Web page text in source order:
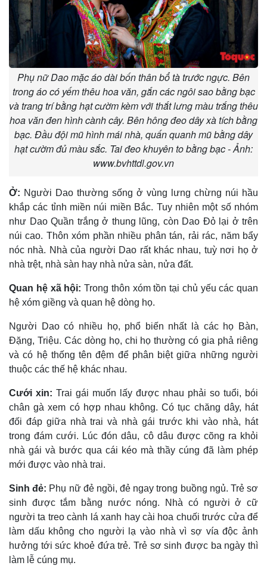
Phụ nữ Dao mặc áo dài bốn thân bổ tà trước ngực. Bên
trong áo có yếm thêu hoa văn, gắn các ngôi sao bằng bạc
và trang trí bằng hạt cườm kèm với thắt lưng màu trắng thêu
hoa văn đen hình cành cây. Bên hông đeo dây xà tích bằng
bạc. Đầu đội mũ hình mái nhà, quấn quanh mũ bằng dây
hạt cườm đủ màu sắc. Tai đeo khuyên to bằng bạc - Ảnh:
www.bvhttdl.gov.vn
Ở: Người Dao thường sống ở vùng lưng chừng núi hầu
khắp các tỉnh miền núi miền Bắc. Tuy nhiên một số nhóm
như Dao Quần trắng ở thung lũng, còn Dao Ðỏ lại ở trên
núi cao. Thôn xóm phần nhiều phân tán, rải rác, năm bẩy
nóc nhà. Nhà của người Dao rất khác nhau, tuỳ nơi họ ở
nhà trệt, nhà sàn hay nhà nửa sàn, nửa đất.
Quan hệ xã hội: Trong thôn xóm tồn tại chủ yếu các quan
hệ xóm giềng và quan hệ dòng họ.
Người Dao có nhiều họ, phổ biến nhất là các họ Bàn,
Ðặng, Triệu. Các dòng họ, chi họ thường có gia phả riêng
và có hệ thống tên đệm để phân biệt giữa những người
thuộc các thế hệ khác nhau.
Cưới xin: Trai gái muốn lấy được nhau phải so tuổi, bói
chân gà xem có hợp nhau không. Có tục chăng dây, hát
đối đáp giữa nhà trai và nhà gái trước khi vào nhà, hát
trong đám cưới. Lúc đón dâu, cô dâu được cõng ra khỏi
nhà gái và bước qua cái kéo mà thầy cúng đã làm phép
mới được vào nhà trai.
Sinh đẻ: Phụ nữ đẻ ngồi, đẻ ngay trong buồng ngủ. Trẻ sơ
sinh được tắm bằng nước nóng. Nhà có người ở cữ
người ta treo cành lá xanh hay cài hoa chuối trước cửa để
làm dấu không cho người lạ vào nhà vì sợ vía độc ảnh
hưởng tới sức khoẻ đứa trẻ. Trẻ sơ sinh được ba ngày thì
làm lễ cúng mụ.